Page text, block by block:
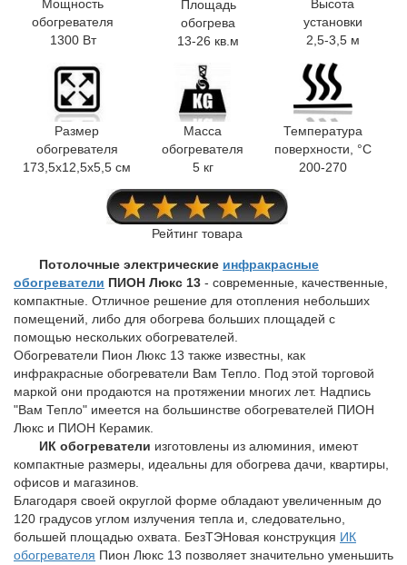
Мощность
обогревателя
1300 Вт
Площадь
обогрева
13-26 кв.м
Высота
установки
2,5-3,5 м
Размер
обогревателя
173,5x12,5x5,5 см
Масса
обогревателя
5 кг
Температура
поверхности, °C
200-270
Рейтинг товара
Потолочные электрические инфракрасные
обогреватели ПИОН Люкс 13 - современные, качественные,
компактные. Отличное решение для отопления небольших
помещений, либо для обогрева больших площадей с
помощью нескольких обогревателей.
Обогреватели Пион Люкс 13 также известны, как
инфракрасные обогреватели Вам Тепло. Под этой торговой
маркой они продаются на протяжении многих лет. Надпись
"Вам Тепло" имеется на большинстве обогревателей ПИОН
Люкс и ПИОН Керамик.
ИК обогреватели изготовлены из алюминия, имеют
компактные размеры, идеальны для обогрева дачи, квартиры,
офисов и магазинов.
Благодаря своей округлой форме обладают увеличенным до
120 градусов углом излучения тепла и, следовательно,
большей площадью охвата. БезТЭНовая конструкция ИК
обогревателя Пион Люкс 13 позволяет значительно уменьшить